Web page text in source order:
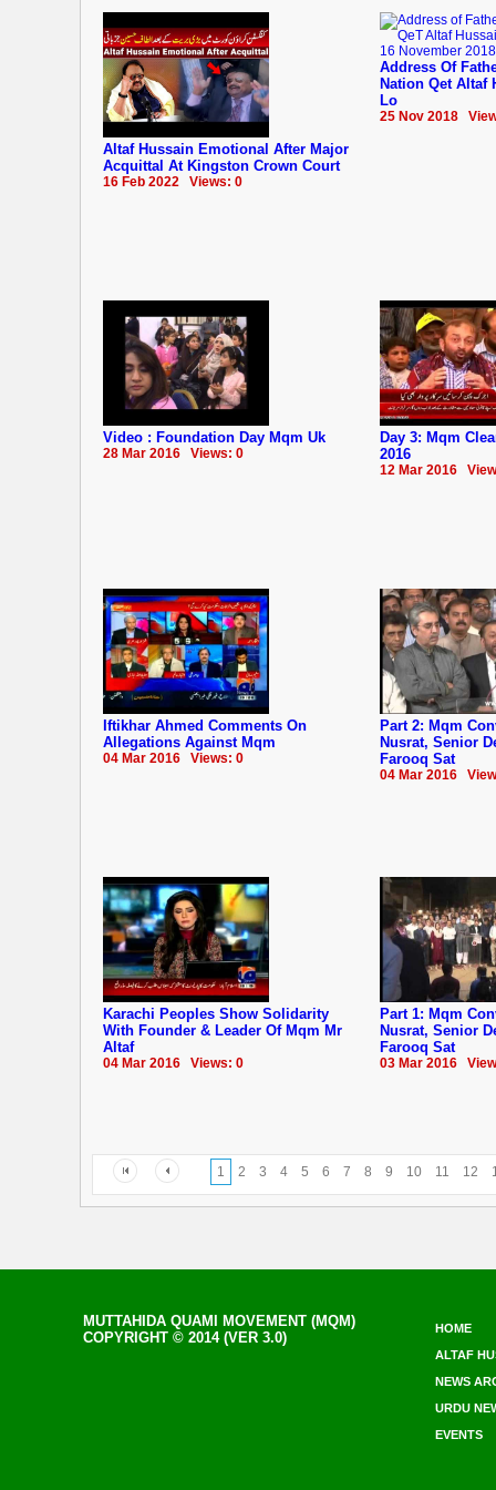
Altaf Hussain Emotional After Major
Acquittal At Kingston Crown Court
16 Feb 2022 Views: 0
Address Of
Nation Qet Altaf
Lo
25 Nov 2018
Video : Foundation Day Mqm Uk
28 Mar 2016 Views: 0
Day 3: Mqm
2016
12 Mar 2016
Iftikhar Ahmed Comments On
Allegations Against Mqm
04 Mar 2016 Views: 0
Part 2: Mqm
Nusrat, Senior
Farooq Sat
04 Mar 2016
Karachi Peoples Show Solidarity
With Founder & Leader Of Mqm Mr
Altaf
04 Mar 2016 Views: 0
Part 1: Mqm
Nusrat, Senior
Farooq Sat
03 Mar 2016
1 2 3 4 5 6 7 8 9 10 11 12
MUTTAHIDA QUAMI MOVEMENT (MQM)
COPYRIGHT © 2014 (VER 3.0)
HOME
ALTAF
NEWS
URDU
EVENTS